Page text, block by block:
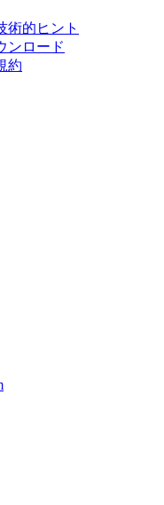
術的ヒント
ンロード
約